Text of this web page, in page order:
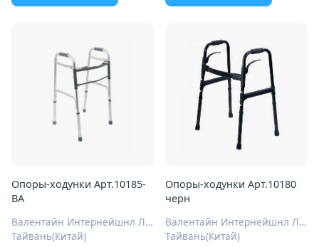
Опоры-ходунки Арт.10185-
ВА
Валентайн Интернейшнл Лтд.
Тайвань(Китай)
Опоры-ходунки Арт.10180
черн
Валентайн Интернейшнл Лтд.
Тайвань(Китай)